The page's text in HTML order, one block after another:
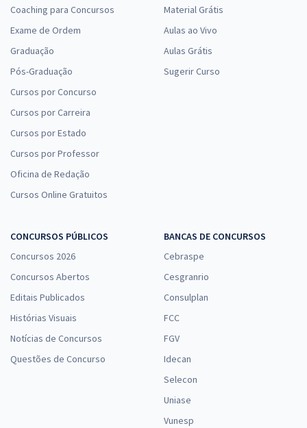
Coaching para Concursos
Exame de Ordem
Graduação
Pós-Graduação
Cursos por Concurso
Cursos por Carreira
Cursos por Estado
Cursos por Professor
Oficina de Redação
Cursos Online Gratuitos
Material Grátis
Aulas ao Vivo
Aulas Grátis
Sugerir Curso
CONCURSOS PÚBLICOS
Concursos 2026
Concursos Abertos
Editais Publicados
Histórias Visuais
Notícias de Concursos
Questões de Concurso
BANCAS DE CONCURSOS
Cebraspe
Cesgranrio
Consulplan
FCC
FGV
Idecan
Selecon
Uniase
Vunesp